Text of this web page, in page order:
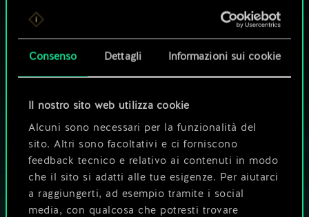
Consenso Dettagli Informazioni sui cookie
Il nostro sito web utilizza cookie
Alcuni sono necessari per la funzionalità del
sito. Altri sono facoltativi e ci forniscono
feedback tecnico e relativo ai contenuti in modo
che il sito si adatti alle tue esigenze. Per aiutarci
a raggiungerti, ad esempio tramite i social
media, con qualcosa che potresti trovare
SU PC
Questo titolo offre acquisti all'interno del gioco.
GIOCA ANCHE SU